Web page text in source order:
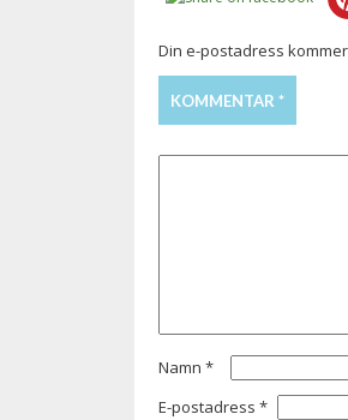
Din e-postadress
KOMMENTAR *
Namn *
E-postadress *